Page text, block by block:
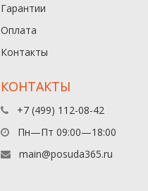
Гарантии
Оплата
Контакты
КОНТАКТЫ
+7 (499) 112-08-42
Пн—Пт 09:00—18:00
main@posuda365.ru